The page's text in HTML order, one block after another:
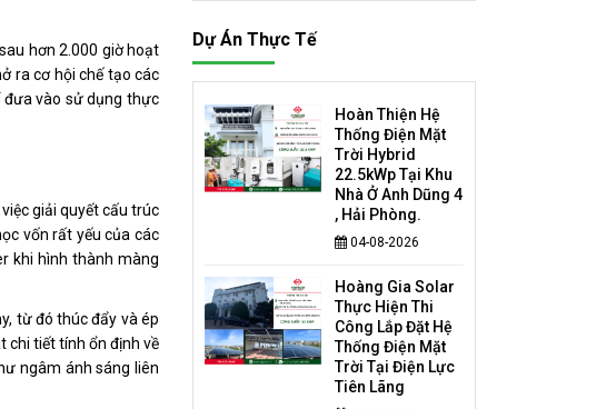
hơn 2.000 giờ hoạt
ra cơ hội chế tạo các
đưa vào sử dụng thực
giải quyết cấu trúc
vốn rất yếu của các
khi hình thành màng
từ đó thúc đẩy và ép
chi tiết tính ổn định về
ngâm ánh sáng liên
Dự Án Thực Tế
Hoàn Thiện Hệ
Thống Điện Mặt
Trời Hybrid
22.5kWp Tại Khu
Nhà Ở Anh Dũng 4
, Hải Phòng.
04-08-2026
Hoàng Gia Solar
Thực Hiện Thi
Công Lắp Đặt Hệ
Thống Điện Mặt
Trời Tại Điện Lực
Tiên Lãng